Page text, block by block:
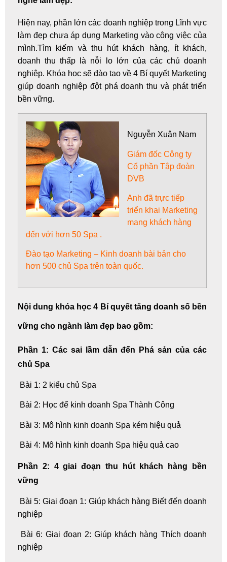
Hiện nay, phần lớn các doanh nghiệp trong Lĩnh vực
làm đẹp chưa áp dụng Marketing vào công việc của
mình.Tìm kiếm và thu hút khách hàng, ít khách,
doanh thu thấp là nỗi lo lớn của các chủ doanh
nghiệp. Khóa học sẽ đào tạo về 4 Bí quyết Marketing
giúp doanh nghiệp đột phá doanh thu và phát triển
bền vững.
Nguyễn Xuân Nam
Giám đốc Công ty
Cổ phần Tập đoàn
DVB
Anh đã trực tiếp
triển khai Marketing
mang khách hàng
đến với hơn 50 Spa .
Đào tạo Marketing – Kinh doanh bài bản cho
hơn 500 chủ Spa trên toàn quốc.
Nội dung khóa học 4 Bí quyết tăng doanh số bền
vững cho ngành làm đẹp bao gồm:
Phần 1: Các sai lầm dẫn đến Phá sản của các
chủ Spa
Bài 1: 2 kiểu chủ Spa
Bài 2: Học để kinh doanh Spa Thành Công
Bài 3: Mô hình kinh doanh Spa kém hiệu quả
Bài 4: Mô hình kinh doanh Spa hiệu quả cao
Phần 2: 4 giai đoạn thu hút khách hàng bền
vững
Bài 5: Giai đoạn 1: Giúp khách hàng Biết đến doanh
nghiệp
Bài 6: Giai đoạn 2: Giúp khách hàng Thích doanh
nghiệp